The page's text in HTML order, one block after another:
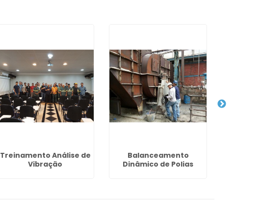
Treinamento Análise de
Vibração
Balanceamento
Dinâmico de Polias